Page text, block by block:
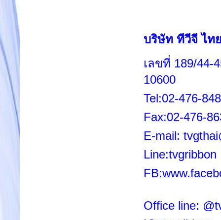
บริษัท ทีวีจี ไท
เลขที่ 189/
10600
Tel:02-476-
Fax:02-476-
E-mail:
Line:tvgribbon
FB:
Office line: